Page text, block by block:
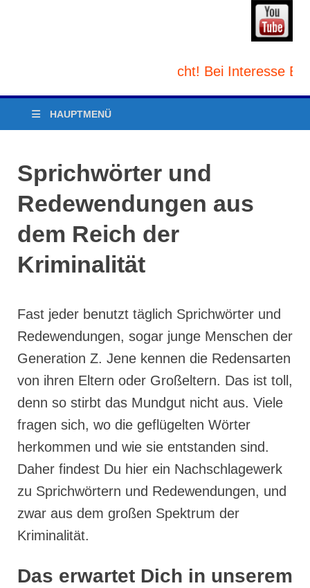
und/oder Verlag gesucht! Bei Interesse E-
HAUPTMENÜ
Sprichwörter und
Redewendungen aus
dem Reich der
Kriminalität
Fast jeder benutzt täglich Sprichwörter und
Redewendungen, sogar junge Menschen der
Generation Z. Jene kennen die Redensarten
von ihren Eltern oder Großeltern. Das ist toll,
denn so stirbt das Mundgut nicht aus. Viele
fragen sich, wo die geflügelten Wörter
herkommen und wie sie entstanden sind.
Daher findest Du hier ein Nachschlagewerk
zu Sprichwörtern und Redewendungen, und
zwar aus dem großen Spektrum der
Kriminalität.
Das erwartet Dich in unserem